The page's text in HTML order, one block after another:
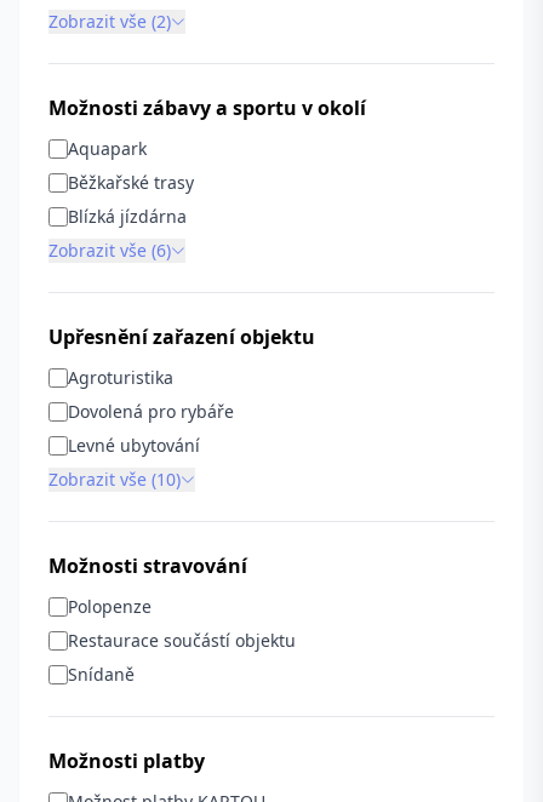
Zobrazit vše (2)
Možnosti zábavy a sportu v okolí
Aquapark
Běžkařské trasy
Blízká jízdárna
Zobrazit vše (6)
Upřesnění zařazení objektu
Agroturistika
Dovolená pro rybáře
Levné ubytování
Zobrazit vše (10)
Možnosti stravování
Polopenze
Restaurace součástí objektu
Snídaně
Možnosti platby